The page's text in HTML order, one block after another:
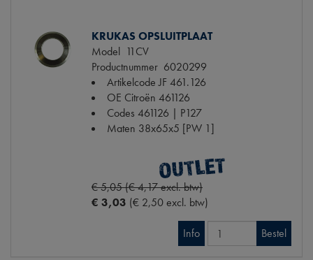
KRUKAS OPSLUITPLAAT
Model 11CV
Productnummer 6020299
Artikelcode JF461.126
OE Citroën 461126
Codes 461126 | P127
Maten 38x65x5 [PW 1]
€ 5,05 (€ 4,17 excl. btw)
€ 3,03 (€ 2,50 excl. btw)
Info Bestel